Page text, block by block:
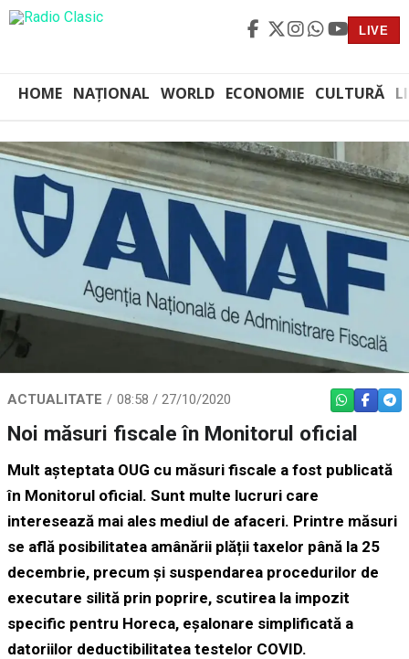
LIVE
HOME NAȚIONAL WORLD ECONOMIE CULTURĂ
ACTUALITATE 08:58 / 27/10/2020 WHATSAPP
Noi măsuri fiscale în Monitorul oficial
Mult așteptata OUG cu măsuri fiscale a fost publicată
în Monitorul oficial. Sunt multe lucruri care
interesează mai ales mediul de afaceri. Printre măsuri
se află posibilitatea amânării plății taxelor până la 25
decembrie, precum și suspendarea procedurilor de
executare silită prin poprire, scutirea la impozit
specific pentru Horeca, eșalonare simplificată a
datoriilor deductibilitatea testelor COVID.